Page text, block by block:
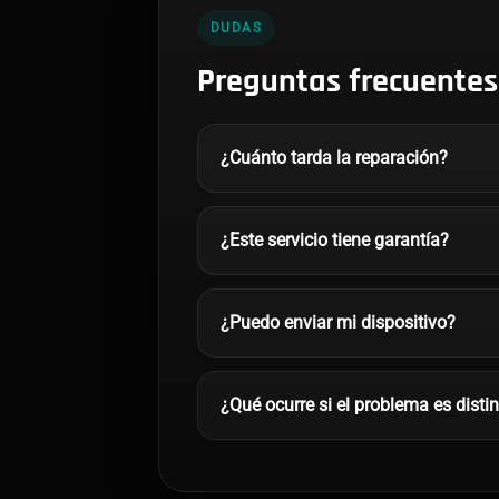
DUDAS
Preguntas frecuentes
¿Cuánto tarda la reparación?
¿Este servicio tiene garantía?
¿Puedo enviar mi dispositivo?
¿Qué ocurre si el problema es